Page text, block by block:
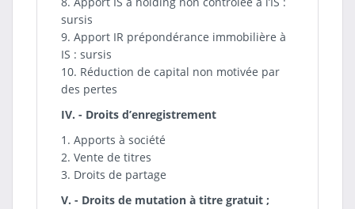
sursis
9. Apport IR prépondérance immobilière à
IS : sursis
10. Réduction de capital non motivée par
des pertes
IV. - Droits d’enregistrement
1. Apports à société
2. Vente de titres
3. Droits de partage
V. - Droits de mutation à titre gratuit ;